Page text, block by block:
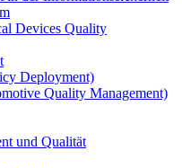
Devices Quality
Deployment)
Quality Management)
und Qualität